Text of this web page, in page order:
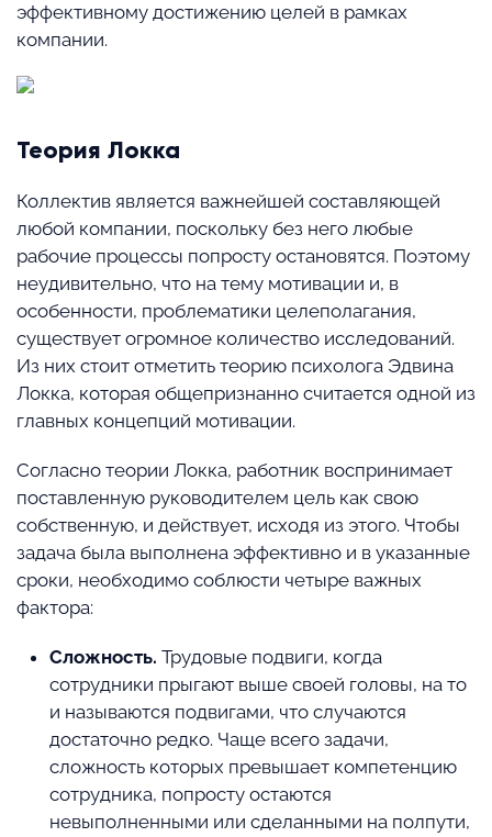
эффективному достижению целей в рамках
компании.
Теория Локка
Коллектив является важнейшей составляющей
любой компании, поскольку без него любые
рабочие процессы попросту остановятся. Поэтому
неудивительно, что на тему мотивации и, в
особенности, проблематики целеполагания,
существует огромное количество исследований.
Из них стоит отметить теорию психолога Эдвина
Локка, которая общепризнанно считается одной из
главных концепций мотивации.
Согласно теории Локка, работник воспринимает
поставленную руководителем цель как свою
собственную, и действует, исходя из этого. Чтобы
задача была выполнена эффективно и в указанные
сроки, необходимо соблюсти четыре важных
фактора:
Сложность. Трудовые подвиги, когда
сотрудники прыгают выше своей головы, на то
и называются подвигами, что случаются
достаточно редко. Чаще всего задачи,
сложность которых превышает компетенцию
сотрудника, попросту остаются
невыполненными или сделанными на полпути,